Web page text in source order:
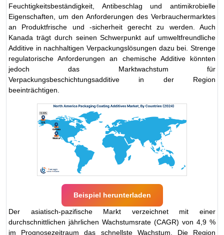
Feuchtigkeitsbeständigkeit, Antibeschlag und antimikrobielle
Eigenschaften, um den Anforderungen des Verbrauchermarktes
an Produktfrische und -sicherheit gerecht zu werden. Auch
Kanada trägt durch seinen Schwerpunkt auf umweltfreundliche
Additive in nachhaltigen Verpackungslösungen dazu bei. Strenge
regulatorische Anforderungen an chemische Additive könnten
jedoch das Marktwachstum für
Verpackungsbeschichtungsadditive in der Region
beeinträchtigen.
Beispiel herunterladen
Der asiatisch-pazifische Markt verzeichnet mit einer
durchschnittlichen jährlichen Wachstumsrate (CAGR) von 4,9 %
im Prognosezeitraum das schnellste Wachstum. Die Region